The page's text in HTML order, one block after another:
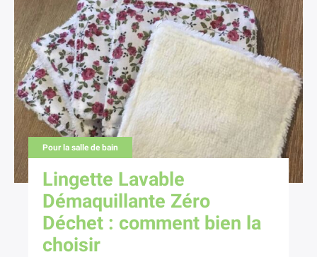
Pour la salle de bain
Lingette Lavable
Démaquillante Zéro
Déchet : comment bien la
choisir